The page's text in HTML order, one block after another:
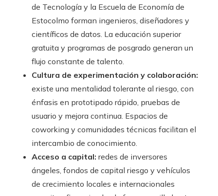
de Tecnología y la Escuela de Economía de
Estocolmo forman ingenieros, diseñadores y
científicos de datos. La educación superior
gratuita y programas de posgrado generan un
flujo constante de talento.
Cultura de experimentación y colaboración:
existe una mentalidad tolerante al riesgo, con
énfasis en prototipado rápido, pruebas de
usuario y mejora continua. Espacios de
coworking y comunidades técnicas facilitan el
intercambio de conocimiento.
Acceso a capital: redes de inversores
ángeles, fondos de capital riesgo y vehículos
de crecimiento locales e internacionales